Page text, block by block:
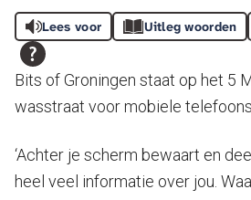
Lees voor Uitleg woorden
Bits of Groningen staat op het 5
wasstraat voor mobiele telefoons.
‘Achter je scherm bewaart en
heel veel informatie over jou.